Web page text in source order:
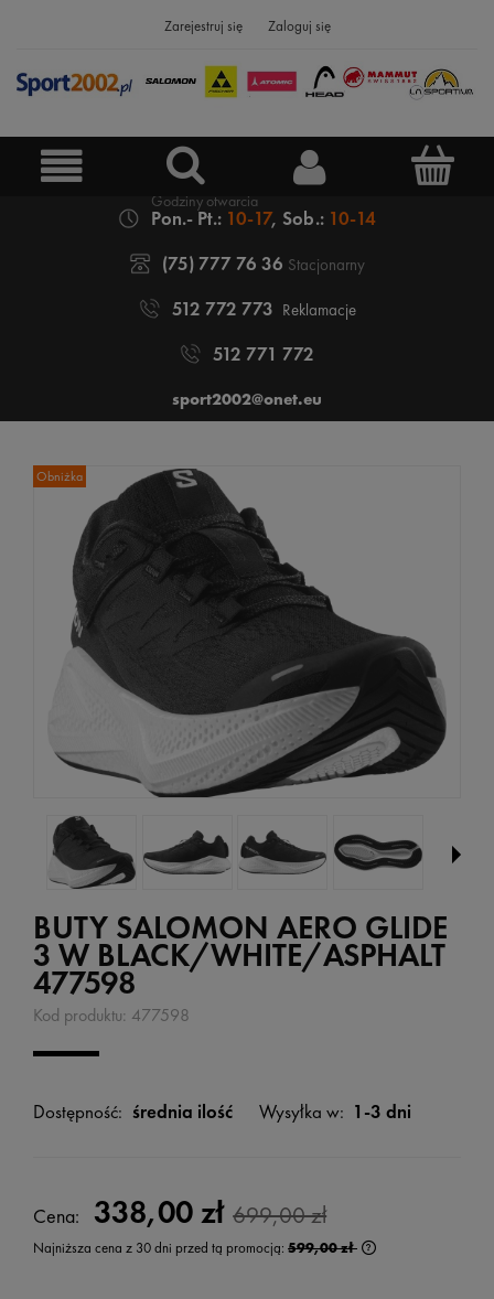
Zarejestruj się Zaloguj się
Pon.- Pt.: 10-17, Sob.: 10-14
(75) 777 76 36 Stacjonarny
512 772 773 Reklamacje
512 771 772
sport2002@onet.eu
Obniżka
BUTY SALOMON AERO GLIDE
3 W BLACK/WHITE/ASPHALT
477598
Kod produktu: 477598
Dostępność: średnia ilość Wysyłka w: 1-3 dni
Cena: 338,00 zł 699,00 zł
Najniższa cena z 30 dni przed tą promocją: 599,00 zł